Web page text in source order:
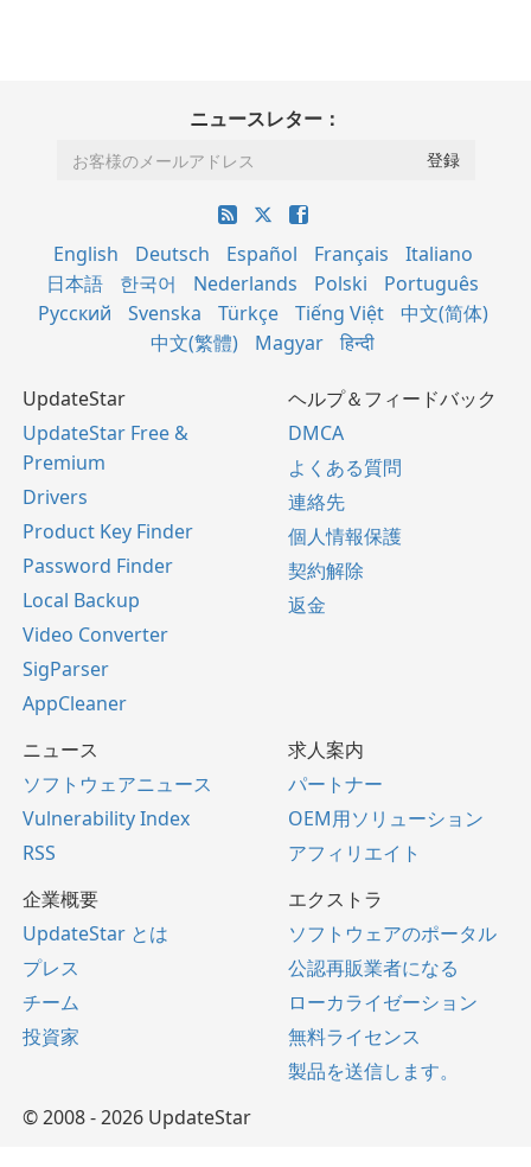
ニュースレター：
English Deutsch Español Français
Italiano
日本語
한국어 Nederlands Polski
Português
Русский
Svenska Türkçe Tiếng Việt
中文(简体)
中文(繁體)
Magyar हिन्दी
UpdateStar
UpdateStar Free &
Premium
Drivers
Product Key Finder
Password Finder
Local Backup
Video Converter
SigParser
AppCleaner
ヘルプ＆フィードバック
DMCA
よくある質問
連絡先
個人情報保護
契約解除
返金
ニュース
ソフトウェアニュース
Vulnerability Index
RSS
求人案内
パートナー
OEM用ソリューション
アフィリエイト
企業概要
UpdateStar とは
プレス
チーム
投資家
エクストラ
ソフトウェアのポータル
公認再販業者になる
ローカライゼーション
無料ライセンス
製品を送信します。
© 2008 - 2026 UpdateStar